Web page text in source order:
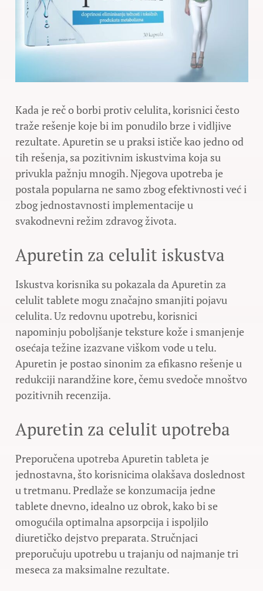
Kada je reč o borbi protiv celulita, korisnici često
traže rešenje koje bi im ponudilo brze i vidljive
rezultate. Apuretin se u praksi ističe kao jedno od
tih rešenja, sa pozitivnim iskustvima koja su
privukla pažnju mnogih. Njegova upotreba je
postala popularna ne samo zbog efektivnosti već i
zbog jednostavnosti implementacije u
svakodnevni režim zdravog života.
Apuretin za celulit iskustva
Iskustva korisnika su pokazala da Apuretin za
celulit tablete mogu značajno smanjiti pojavu
celulita. Uz redovnu upotrebu, korisnici
napominju poboljšanje teksture kože i smanjenje
osećaja težine izazvane viškom vode u telu.
Apuretin je postao sinonim za efikasno rešenje u
redukciji narandžine kore, čemu svedoče mnoštvo
pozitivnih recenzija.
Apuretin za celulit upotreba
Preporučena upotreba Apuretin tableta je
jednostavna, što korisnicima olakšava doslednost
u tretmanu. Predlaže se konzumacija jedne
tablete dnevno, idealno uz obrok, kako bi se
omogućila optimalna apsorpcija i ispoljilo
diuretičko dejstvo preparata. Stručnjaci
preporučuju upotrebu u trajanju od najmanje tri
meseca za maksimalne rezultate.